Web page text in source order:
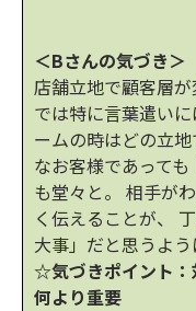
＜Bさんの気づき＞
店舗立地で顧客層
では特に言葉遣い
ームの時はどの立
なお客様であって
も堂々と。 相手が
く伝えることが、
大事」だと思うよう
☆気づきポイント：
何より重要